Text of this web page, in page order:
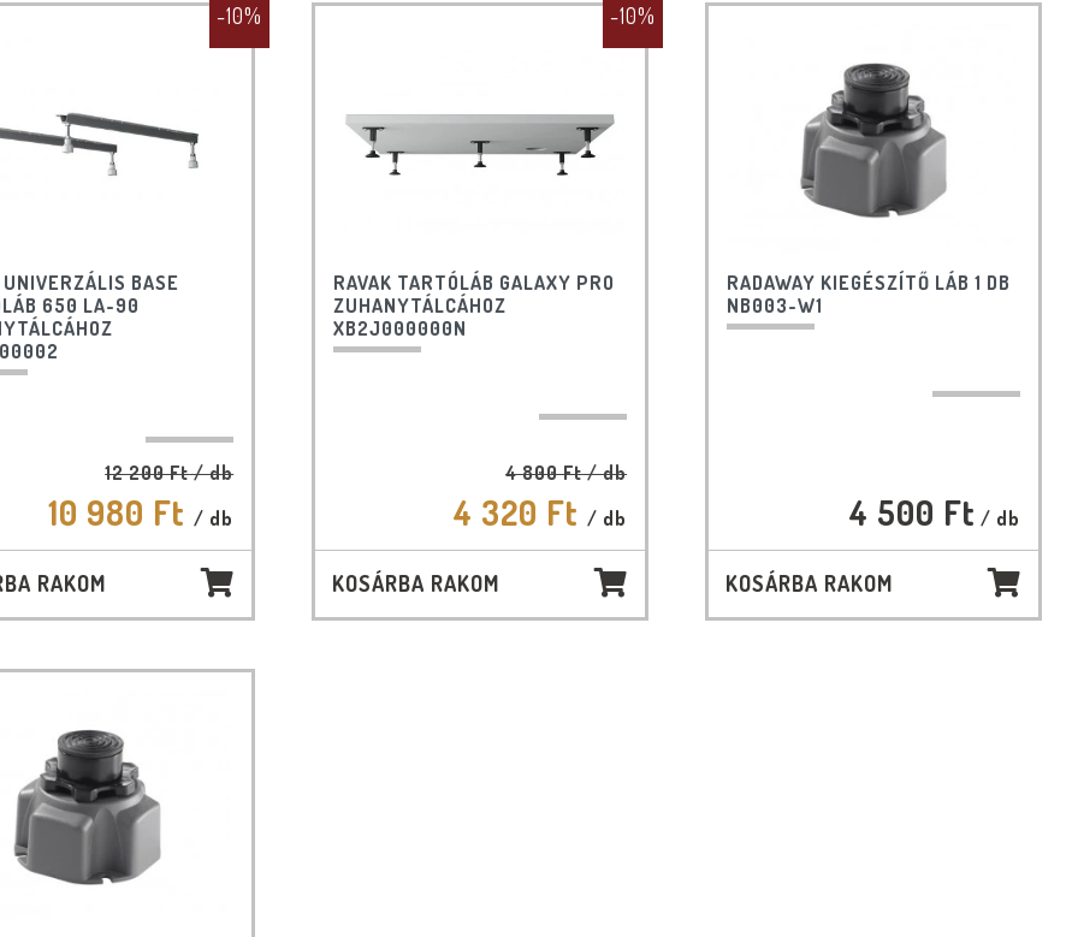
-10%
UNIVERZÁLIS BASE
650 LA-90
12 200 Ft/ db
10 980 Ft/ db
RAKOM
-10%
RAVAK TARTÓLÁB GALAXY PRO
ZUHANYTÁLCÁHOZ
XB2J000000N
4 800 Ft/ db
4 320 Ft/ db
KOSÁRBA RAKOM
RADAWAY KIEGÉSZÍTŐ LÁB 1 DB
NB003-W1
4 500 Ft / db
KOSÁRBA RAKOM